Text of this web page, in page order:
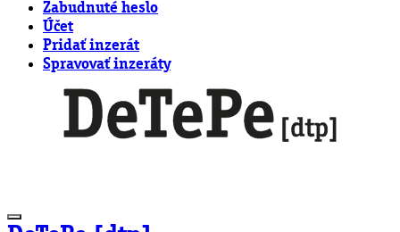
Zabudnuté heslo
Účet
Pridať inzerát
Spravovať inzeráty